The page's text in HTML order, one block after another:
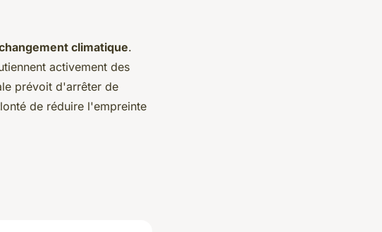
climatique.
activement des
prévoit d'arrêter de
de réduire l'empreinte